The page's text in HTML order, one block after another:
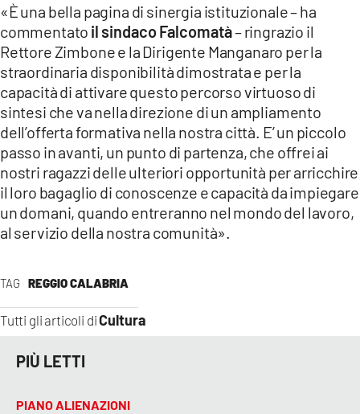
TAG REGGIO CALABRIA
Tutti gli articoli diCultura
«È una bella pagina di sinergia istituzionale – ha
commentato il sindaco Falcomatà– ringrazio il
Rettore Zimbone e la Dirigente Manganaro per la
straordinaria disponibilità dimostrata e per la
capacità di attivare questo percorso virtuoso di
sintesi che va nella direzione di un ampliamento
dell’offerta formativa nella nostra città. E’ un piccolo
passo in avanti, un punto di partenza, che offrei ai
nostri ragazzi delle ulteriori opportunità per arricchire
il loro bagaglio di conoscenze e capacità da impiegare
un domani, quando entreranno nel mondo del lavoro,
al servizio della nostra comunità».
PIÙ LETTI
PIANO ALIENAZIONI